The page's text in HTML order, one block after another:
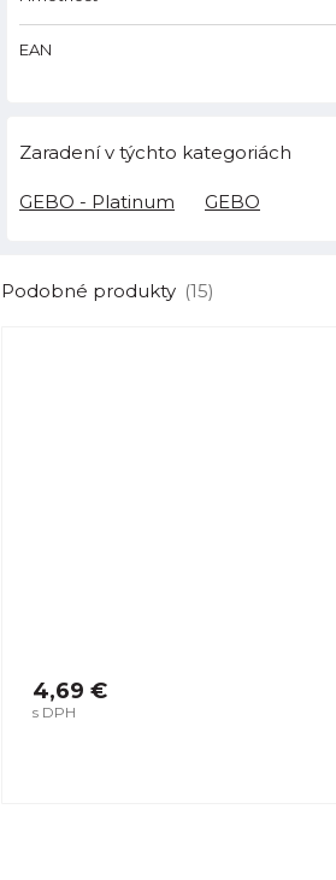
EAN
Zaradení v týchto kategoriách
GEBO - Platinum GEBO
Podobné produkty (15)
4,69 €
s DPH